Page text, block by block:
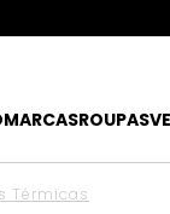
MARCASROUPAS
Térmicas